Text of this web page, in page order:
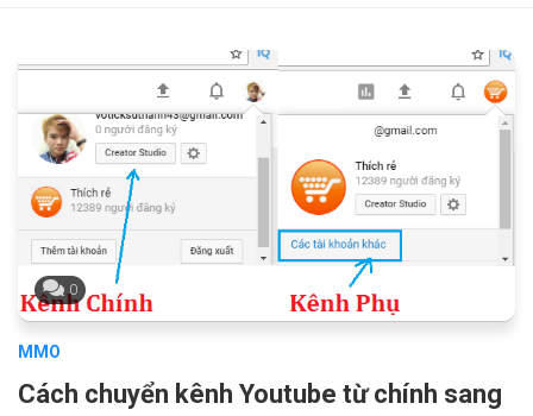
0
MMO
Cách chuyển kênh Youtube từ chính sang